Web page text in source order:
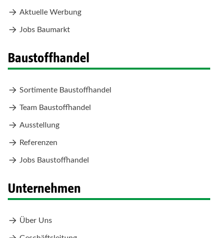
Aktuelle Werbung
Jobs Baumarkt
Baustoffhandel
Sortimente Baustoffhandel
Team Baustoffhandel
Ausstellung
Referenzen
Jobs Baustoffhandel
Unternehmen
Über Uns